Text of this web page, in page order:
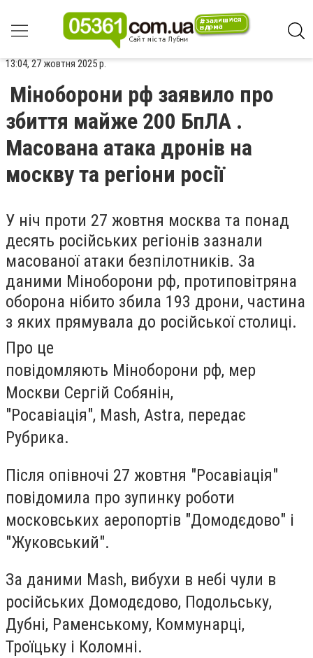
13:04, 27 жовтня 2025 р.
Міноборони рф заявило про
збиття майже 200 БпЛА .
Масована атака дронів на
москву та регіони росії
У ніч проти 27 жовтня москва та понад
десять російських регіонів зазнали
масованої атаки безпілотників. За
даними Міноборони рф, протиповітряна
оборона нібито збила 193 дрони, частина
з яких прямувала до російської столиці.
Про це
повідомляють Міноборони рф, мер
Москви Сергій Собянін,
"Росавіація", Mash, Astra, передає
Рубрика.
Після опівночі 27 жовтня "Росавіація"
повідомила про зупинку роботи
московських аеропортів "Домодєдово" і
"Жуковський".
За даними Mash, вибухи в небі чули в
російських Домодєдово, Подольську,
Дубні, Раменському, Коммунарці,
Троїцьку і Коломні.